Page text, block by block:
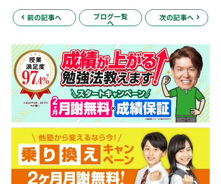
前の記事へ ブログ一覧
へ
次の記事へ